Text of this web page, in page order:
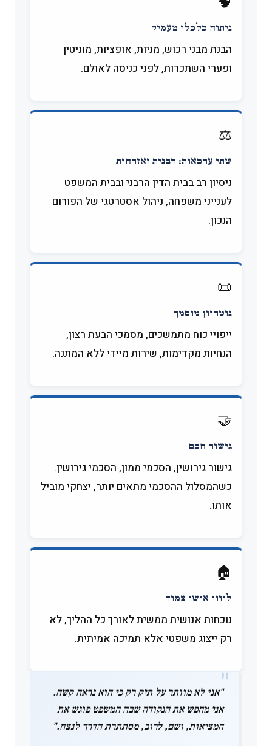
ניתוח כלכלי מעמיק
הבנת מבני רכוש, מניות, אופציות, מוניטין
ופערי השתכרות, לפני כניסה לאולם.
⚖️
שתי ערכאות: רבנית ואזרחית
ניסיון רב בבית הדין הרבני ובבית המשפט
לענייני משפחה, ניהול אסטרטגי של הפורום
הנכון.
📜
נוטריון מוסמך
ייפויי כוח מתמשכים, מסמכי הבעת רצון,
הנחיות מקדימות, שירות מיידי ללא המתנה.
🤝
גישור חכם
גישור גירושין, הסכמי ממון, הסכמי גירושין.
כשהמסלול ההסכמי מתאים יותר, יצחקי מוביל
אותו.
🏠
ליווי אישי צמוד
נוכחות אנושית ממשית לאורך כל ההליך, לא
רק ייצוג משפטי אלא תמיכה אמיתית.
"אני לא מוותר על תיק רק כי הוא נראה קשה.
אני מחפש את הנקודה שבה המשפט פוגש את
המציאות, ושם, לרוב, מסתתרת הדרך לנצח."